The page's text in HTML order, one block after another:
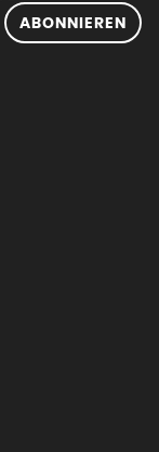
ABONNIEREN